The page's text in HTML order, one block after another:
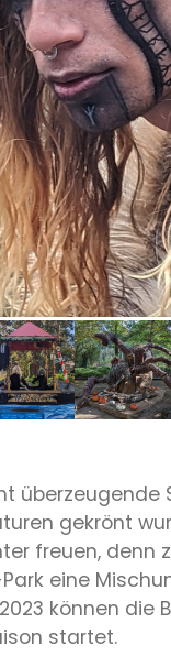
gekrönt
freuen,
eine
können
startet.